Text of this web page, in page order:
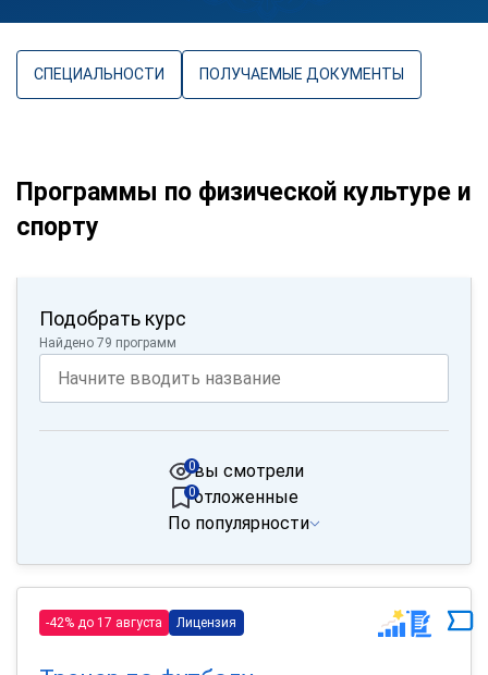
СПЕЦИАЛЬНОСТИ ПОЛУЧАЕМЫЕ ДОКУМЕНТЫ
Программы по физической культуре и
спорту
Подобрать курс
Найдено 79 программ
вы смотрели
0
отложенные
0
По популярности
-42% до 17 августа Лицензия